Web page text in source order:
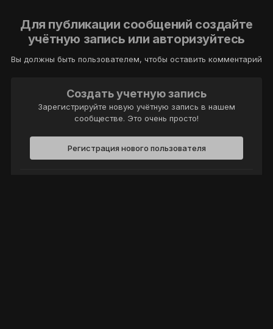
Для публикации сообщений создайте
учётную запись или авторизуйтесь
Вы должны быть пользователем, чтобы оставить комментарий
Создать учетную запись
Зарегистрируйте новую учётную запись в нашем
сообществе. Это очень просто!
Регистрация нового пользователя